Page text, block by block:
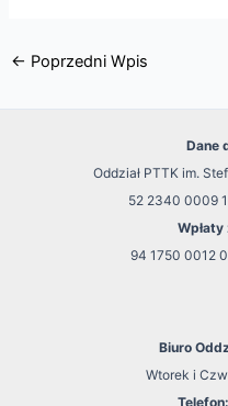
← Poprzedni Wpis
Dane
Oddział PTTK im.
52 2340 0009
94 1750 0012
Biuro
Wtorek i
Telefon: